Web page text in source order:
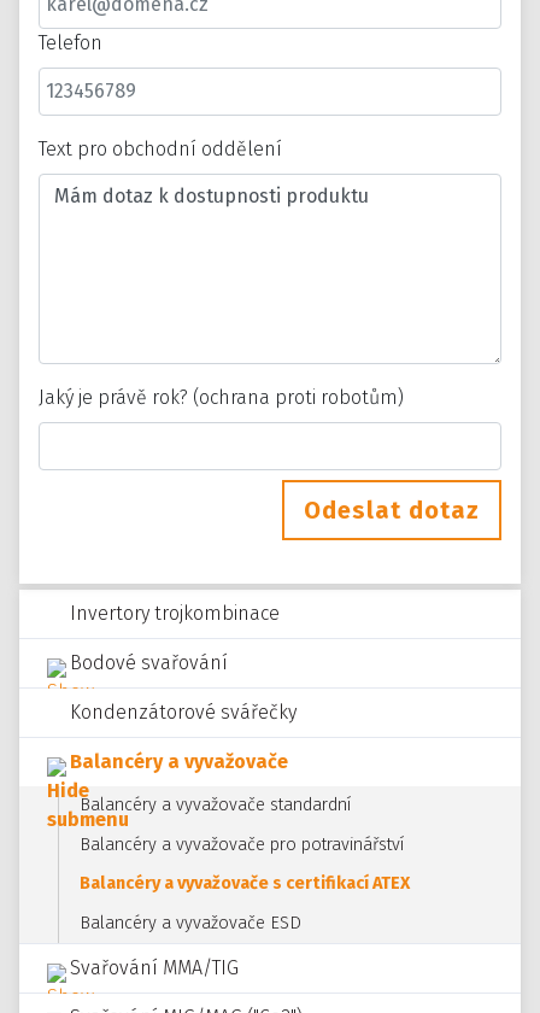
Invertory trojkombinace
Bodové svařování
Kondenzátorové svářečky
Balancéry a vyvažovače
Balancéry a vyvažovače standardní
Balancéry a vyvažovače pro potravinářství
Balancéry a vyvažovače s certifikací ATEX
Balancéry a vyvažovače ESD
Svařování MMA/TIG
Telefon
Text pro obchodní oddělení
Jaký je právě rok? (ochrana proti robotům)
Odeslat dotaz